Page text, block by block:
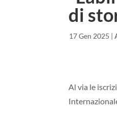
di
17 Gen 2025 |
Al via le